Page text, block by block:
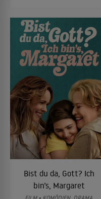
Bist du da, Gott? Ich
bin’s, Margaret